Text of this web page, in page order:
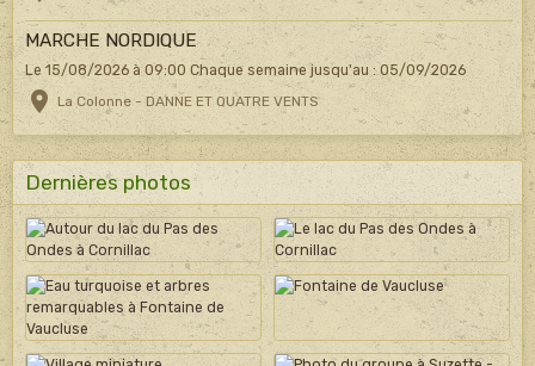
MARCHE NORDIQUE
Le 15/08/2026 à 09:00 Chaque semaine jusqu'au : 05/09/2026
La Colonne - DANNE ET QUATRE VENTS
Dernières photos